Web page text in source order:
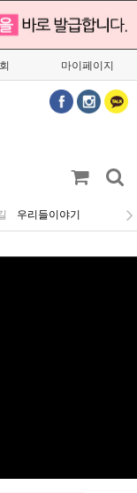
마이페이지
우리들이야기